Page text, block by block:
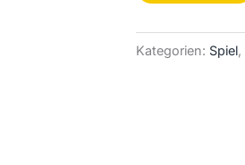
Kategorien: Spiel,